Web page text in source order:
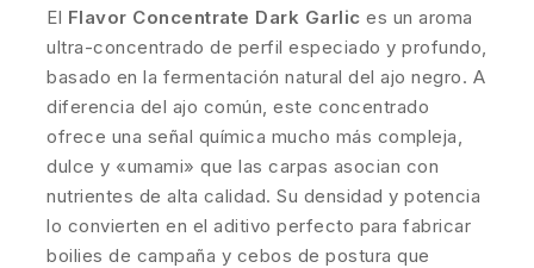
El Flavor Concentrate Dark Garlic es un aroma
ultra-concentrado de perfil especiado y profundo,
basado en la fermentación natural del ajo negro. A
diferencia del ajo común, este concentrado
ofrece una señal química mucho más compleja,
dulce y «umami» que las carpas asocian con
nutrientes de alta calidad. Su densidad y potencia
lo convierten en el aditivo perfecto para fabricar
boilies de campaña y cebos de postura que